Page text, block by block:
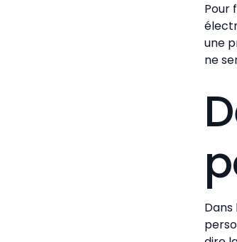
Pour
une
ne